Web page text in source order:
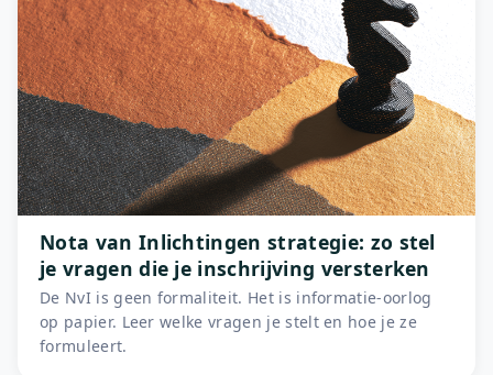
Nota van Inlichtingen strategie: zo stel
je vragen die je inschrijving versterken
De NvI is geen formaliteit. Het is informatie-oorlog
op papier. Leer welke vragen je stelt en hoe je ze
formuleert.